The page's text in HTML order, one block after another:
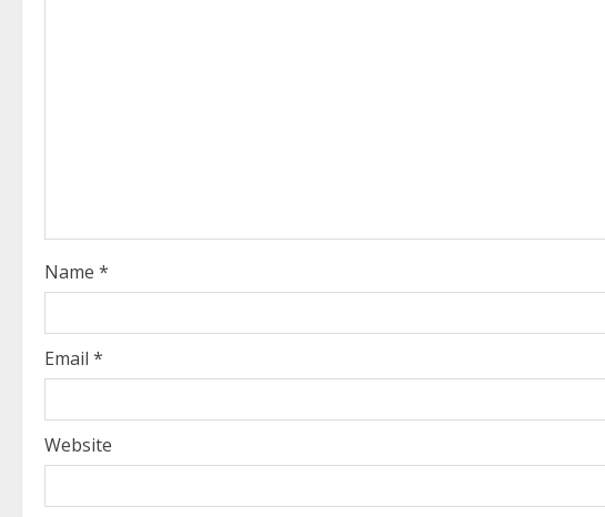
i
n
g
Name *
Email *
Website